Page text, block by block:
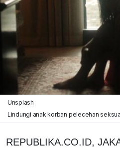
Unsplash
Lindungi anak korban pelecehan
REPUBLIKA.CO.ID,